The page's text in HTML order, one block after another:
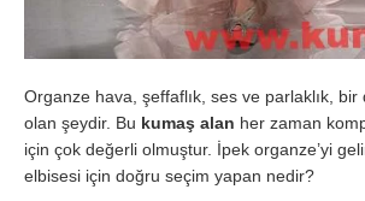
Organze hava, şeffaflık, ses ve parlaklık,
olan şeydir. Bu kumaş alan her zaman
için çok değerli olmuştur. İpek organze’yi
elbisesi için doğru seçim yapan nedir?